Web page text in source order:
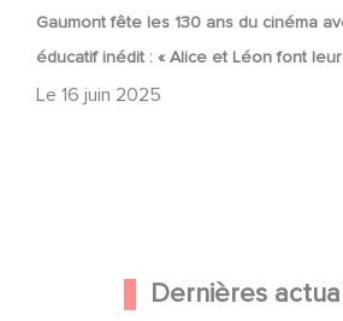
Gaumont fête les 130 ans du cinéma
éducatif inédit : « Alice et Léon font
Le 16 juin 2025
Dernières